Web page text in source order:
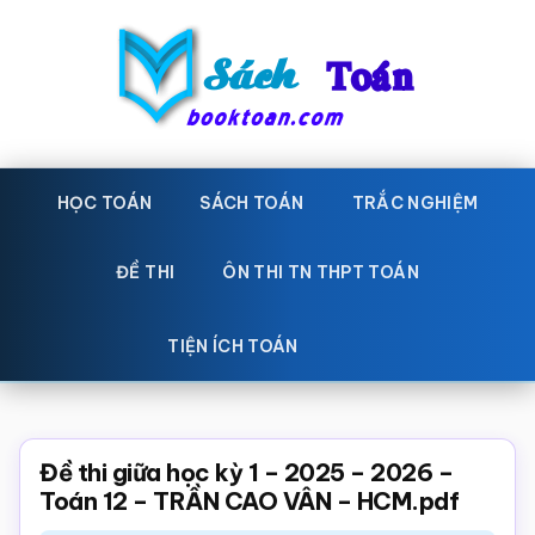
Sách
Toán
toán
Học
toán,
giáo
Toán,
trắc
HỌC TOÁN SÁCH TOÁN TRẮC NGHIỆM
ĐỀ THI ÔN THI TN THPT TOÁN
TIỆN ÍCH TOÁN
Đề thi giữa học kỳ 1 – 2025 – 2026 –
Toán 12 – TRẦN CAO VÂN – HCM.pdf